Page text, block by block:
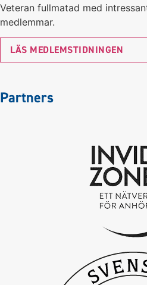
Veteran fullmatad med
medlemmar.
LÄS MEDLEMSTIDNINGEN
Partners